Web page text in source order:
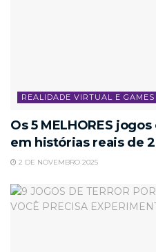
REALIDADE VIRTUAL E GAMES
Os 5 MELHORES
em histórias reais de
2 DE NOVEMBRO 2025